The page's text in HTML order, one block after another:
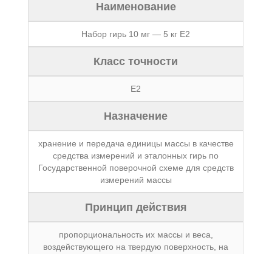
Наименование
Набор гирь 10 мг — 5 кг Е2
Класс точности
Е2
Назначение
хранение и передача единицы массы в качестве
средства измерений и эталонных гирь по
Государственной поверочной схеме для средств
измерений массы
Принцип действия
пропорциональность их массы и веса,
воздействующего на твердую поверхность, на